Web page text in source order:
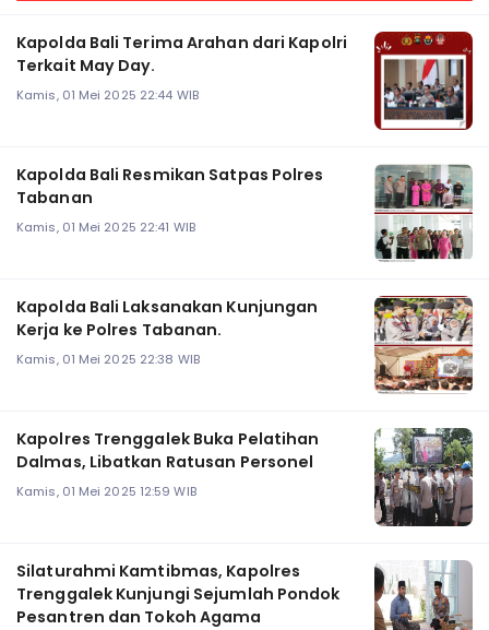
Kapolda Bali Terima Arahan dari Kapolri
Terkait May Day.
Kamis, 01 Mei 2025 22:44 WIB
Kapolda Bali Resmikan Satpas Polres
Tabanan
Kamis, 01 Mei 2025 22:41 WIB
Kapolda Bali Laksanakan Kunjungan
Kerja ke Polres Tabanan.
Kamis, 01 Mei 2025 22:38 WIB
Kapolres Trenggalek Buka Pelatihan
Dalmas, Libatkan Ratusan Personel
Kamis, 01 Mei 2025 12:59 WIB
Silaturahmi Kamtibmas, Kapolres
Trenggalek Kunjungi Sejumlah Pondok
Pesantren dan Tokoh Agama